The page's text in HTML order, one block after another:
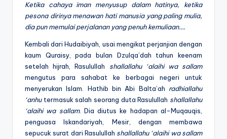
Ketika cahaya iman menyusup dalam hatinya, ketika
pesona dirinya menawan hati manusia yang paling mulia,
dia pun memulai perjalanan yang penuh kemuliaan….
Kembali dari Hudaibiyah, usai mengikat perjanjian dengan
kaum Quraisy, pada bulan Dzulqa’dah tahun keenam
setelah hijrah, Rasulullah shallallahu ‘alaihi wa sallam
mengutus para sahabat ke berbagai negeri untuk
menyerukan Islam. Hathib bin Abi Balta’ah radhiallahu
‘anhutermasuk salah seorang duta Rasulullah shallallahu
‘alaihi wa sallam. Dia diutus ke hadapan al-Muqauqis,
penguasa Iskandariyah, Mesir, dengan membawa
sepucuk surat dari Rasulullah shallallahu ‘alaihi wa sallam